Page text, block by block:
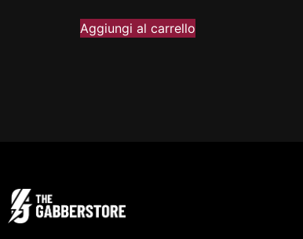
Aggiungi al carrello